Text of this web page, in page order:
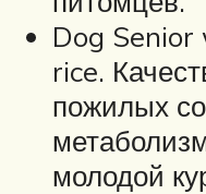
Dog
rice.
пожилых
молодой